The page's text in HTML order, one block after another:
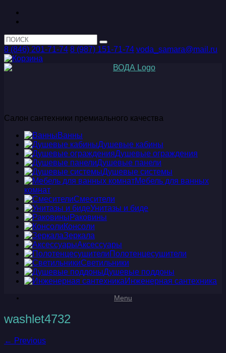
8 (846) 201-71-74 8 (987) 151-71-74 voda_samara@mail.ru
Салон сантехники премиального качества
Ванны
Душевые кабины
Душевые ограждения
Душевые панели
Душевые системы
Мебель для ванных
комнат
Смесители
Унитазы и биде
Раковины
Консоли
Зеркала
Аксессуары
Полотенцесушители
Светильники
Душевые поддоны
Инженерная сантехника
Menu
washlet4732
← Previous